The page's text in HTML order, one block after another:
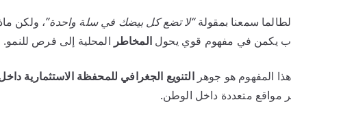
لطالما سمعنا بمقولة“لا تضع كل بيضك في سلة واحدة”، ولكن
ب يكمن في مفهوم قوي يحولالمخاطر المحلية إلى فرص للنمو.
هذا المفهوم هو جوهرالتنويع الجغرافي للمحفظة الاستثمارية
ر مواقع متعددة داخل الوطن.